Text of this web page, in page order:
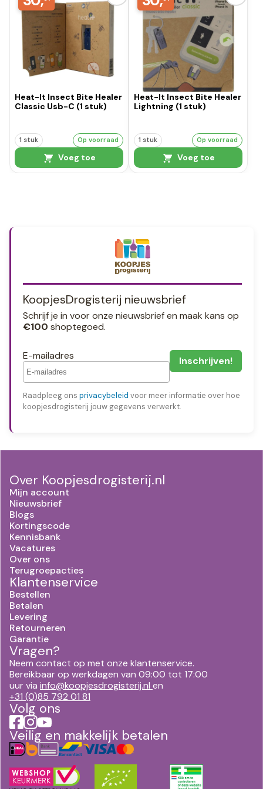
Heat-It Insect Bite Healer
Classic Usb-C (1 stuk)
1 stuk Op voorraad
Voeg toe
Heat-It Insect Bite Healer
Lightning (1 stuk)
1 stuk Op voorraad
Voeg toe
KoopjesDrogisterij nieuwsbrief
Schrijf je in voor onze nieuwsbrief en maak kans op
€100 shoptegoed.
E-mailadres
Raadpleeg ons privacybeleid voor meer informatie over hoe
koopjesdrogisterij jouw gegevens verwerkt.
Over Koopjesdrogisterij.nl
Mijn account
Nieuwsbrief
Blogs
Kortingscode
Kennisbank
Vacatures
Over ons
Terugroepacties
Klantenservice
Bestellen
Betalen
Levering
Retourneren
Garantie
Vragen?
Neem contact op met onze klantenservice.
Bereikbaar op werkdagen van 09:00 tot 17:00
uur via info@koopjesdrogisterij.nl en
+31 (0)85 792 01 81
Volg ons
Veilig en makkelijk betalen